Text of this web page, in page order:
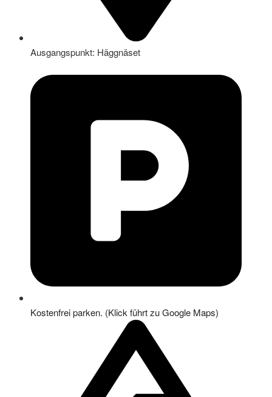
Ausgangspunkt: Häggnäset
Kostenfrei parken. (Klick führt zu Google Maps)